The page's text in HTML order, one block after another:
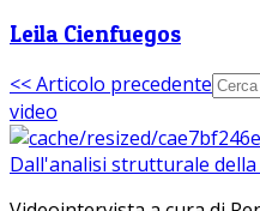
Leila Cienfuegos
<< Articolo precedente
video
Dall'analisi strutturale